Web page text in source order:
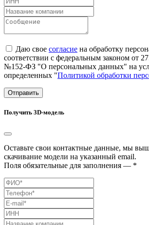
Даю свое согласие на обработку
соответствии с федеральным законом от
№152-ФЗ "О персональных данных" на
определенных "Политикой обработки
Отправить
Получить 3D-модель
Оставьте свои контактные данные, мы
скачивание модели на указанный email.
Поля обязательные для заполнения — *